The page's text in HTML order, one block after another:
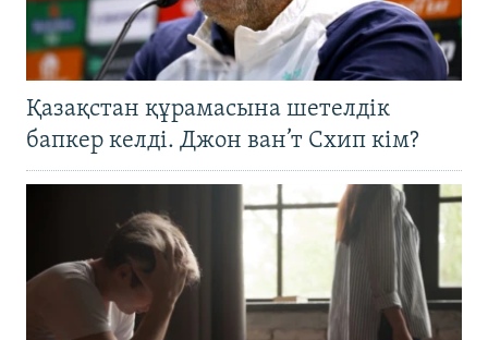
Қазақстан құрамасына шетелдік
бапкер келді. Джон ван’т Схип кім?